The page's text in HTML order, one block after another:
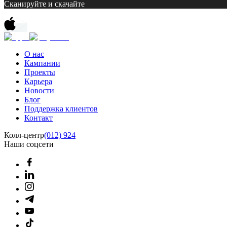
Сканируйте и скачайте
О нас
Кампании
Проекты
Карьера
Новости
Блог
Поддержка клиентов
Контакт
Колл-центр(012) 924
Наши соцсети